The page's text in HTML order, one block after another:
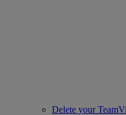
Delete your